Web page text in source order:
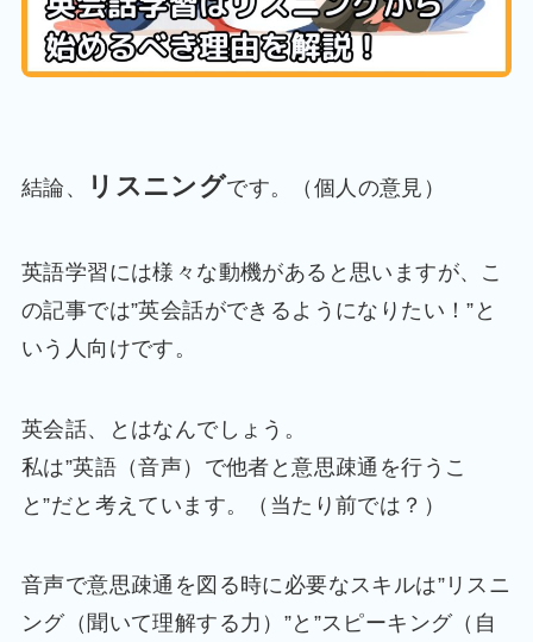
結論、 リスニングです。（個人の意見）
英語学習には様々な動機があると思いますが、こ
の記事では”英会話ができるようになりたい！”と
いう人向けです。
英会話、とはなんでしょう。
私は”英語（音声）で他者と意思疎通を行うこ
と”だと考えています。（当たり前では？）
音声で意思疎通を図る時に必要なスキルは”リスニ
ング（聞いて理解する力）”と”スピーキング（自